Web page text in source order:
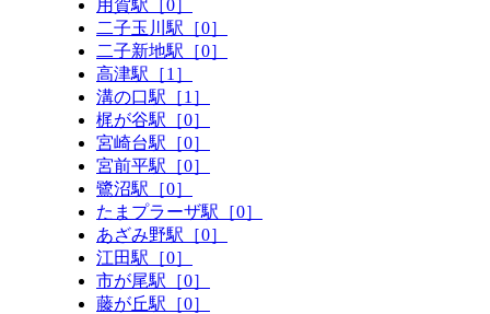
用賀駅［0］
二子玉川駅［0］
二子新地駅［0］
高津駅［1］
溝の口駅［1］
梶が谷駅［0］
宮崎台駅［0］
宮前平駅［0］
鷺沼駅［0］
たまプラーザ駅［0］
あざみ野駅［0］
江田駅［0］
市が尾駅［0］
藤が丘駅［0］